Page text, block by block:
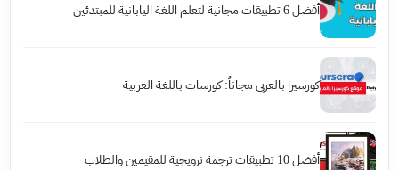
أفضل 6 تطبيقات مجانية لتعلم اللغة اليابانية للمبتدئين
كورسيرا بالعربي مجاناً: كورسات باللغة العربية
أفضل 10 تطبيقات ترجمة نرويجية للمقيمين والطلاب